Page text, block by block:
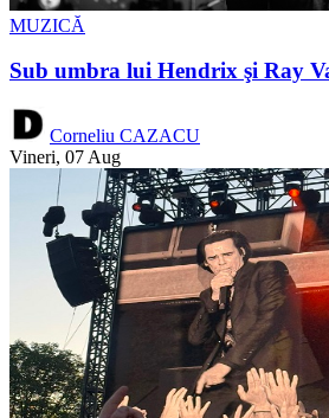
MUZICĂ
Sub umbra lui Hendrix şi Ray
Corneliu CAZACU
Vineri, 07 Aug